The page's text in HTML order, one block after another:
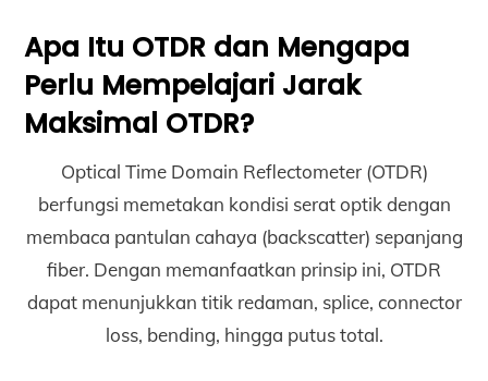
Apa Itu OTDR dan Mengapa
Perlu Mempelajari Jarak
Maksimal OTDR?
Optical Time Domain Reflectometer (OTDR)
berfungsi memetakan kondisi serat optik dengan
membaca pantulan cahaya (backscatter) sepanjang
fiber. Dengan memanfaatkan prinsip ini, OTDR
dapat menunjukkan titik redaman, splice, connector
loss, bending, hingga putus total.